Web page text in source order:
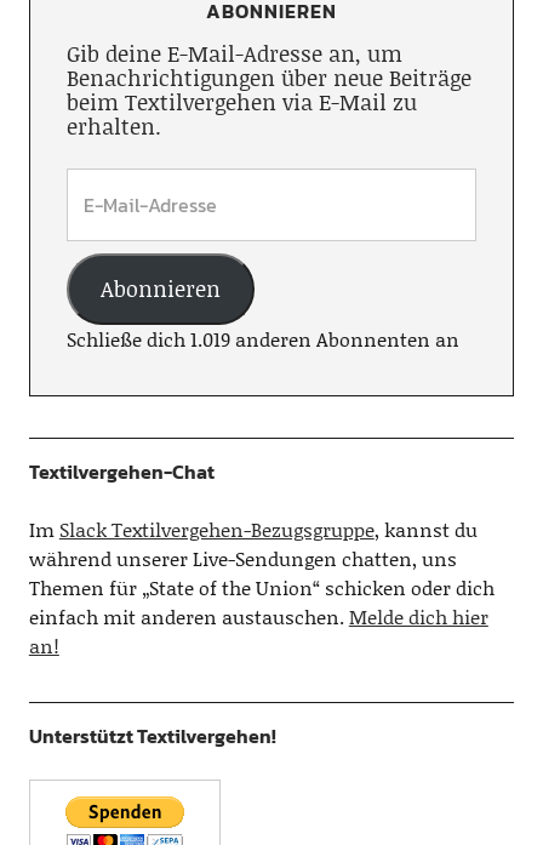
ABONNIEREN
Gib deine E-Mail-Adresse an, um
Benachrichtigungen über neue Beiträge
beim Textilvergehen via E-Mail zu
erhalten.
Abonnieren
Schließe dich 1.019 anderen Abonnenten an
Textilvergehen-Chat
Im Slack Textilvergehen-Bezugsgruppe, kannst du
während unserer Live-Sendungen chatten, uns
Themen für „State of the Union“ schicken oder dich
einfach mit anderen austauschen.Melde dich hier
an!
Unterstützt Textilvergehen!